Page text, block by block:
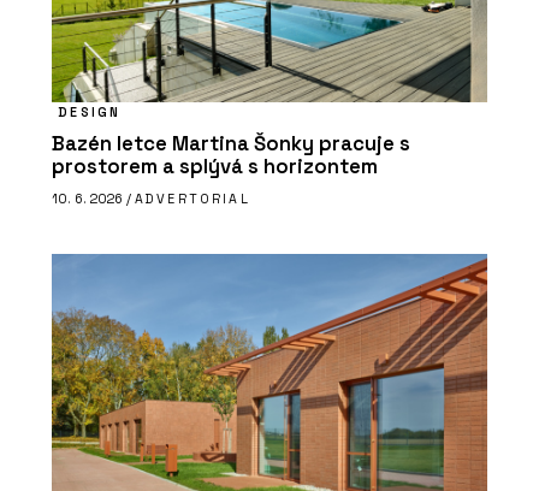
DESIGN
Bazén letce Martina Šonky pracuje s
prostorem a splývá s horizontem
10. 6. 2026 / ADVERTORIAL